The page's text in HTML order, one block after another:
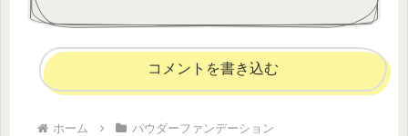
コメントを書き込む
ホーム パウダーファンデーション